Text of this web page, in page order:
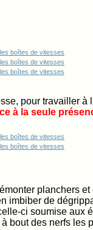
pour travailler à
à la seule
planchers
imbiber de
ci soumise aux
bout des nerfs les